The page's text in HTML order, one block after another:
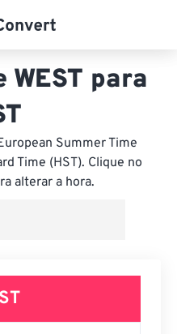
WEST para
Summer Time
Time (HST). Clique no
alterar a hora.